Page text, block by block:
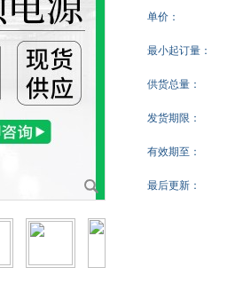
单价：
最小起订量：
供货总量：
发货期限：
有效期至：
最后更新：